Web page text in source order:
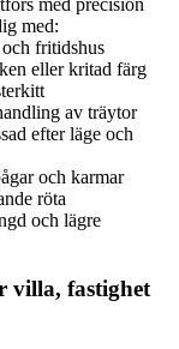
med precision
med:
fritidshus
eller kritad färg
av träytor
efter läge och
och karmar
röta
och lägre
villa, fastighet